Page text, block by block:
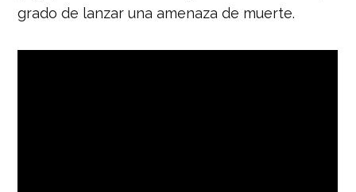
grado de lanzar una amenaza de muerte.